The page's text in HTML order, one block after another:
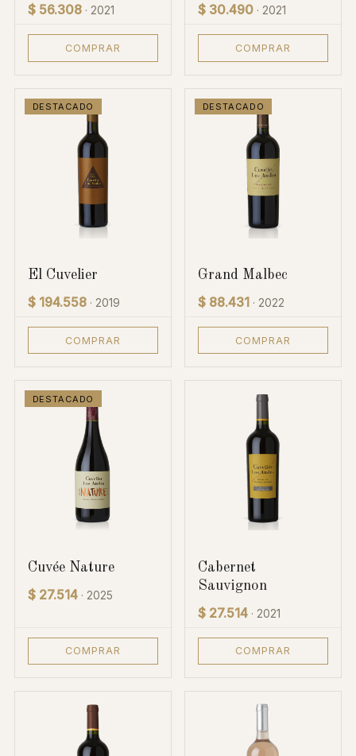
$ 56.308 · 2021
COMPRAR
$ 30.490 · 2021
COMPRAR
DESTACADO
El Cuvelier
$ 194.558 · 2019
COMPRAR
DESTACADO
Grand Malbec
$ 88.431 · 2022
COMPRAR
DESTACADO
Cuvée Nature
$ 27.514 · 2025
COMPRAR
Cabernet
Sauvignon
$ 27.514 · 2021
COMPRAR